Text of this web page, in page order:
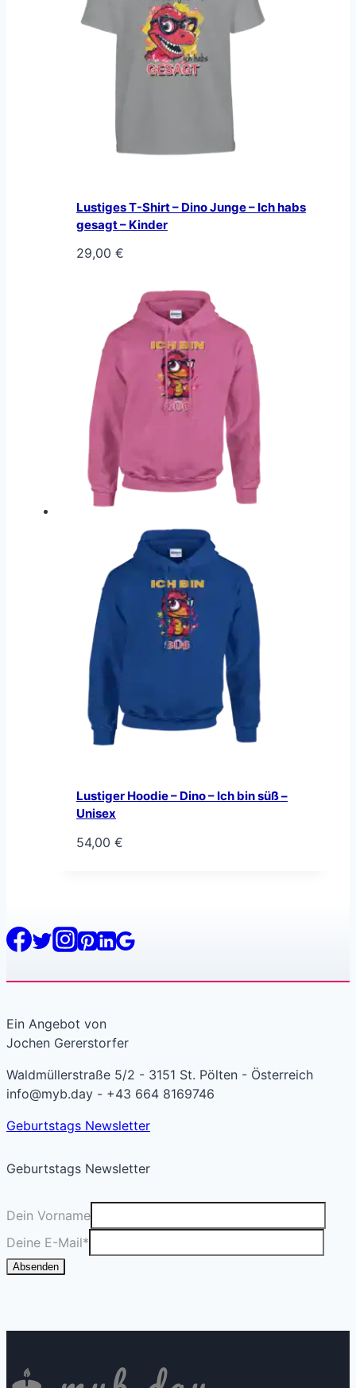
Lustiges T-Shirt – Dino Junge – Ich habs
gesagt – Kinder
29,00 €
Lustiger Hoodie – Dino – Ich bin süß –
Unisex
54,00 €
Ein Angebot von
Jochen Gererstorfer
Waldmüllerstraße 5/2 - 3151 St. Pölten - Österreich
info@myb.day - +43 664 8169746
Geburtstags Newsletter
Geburtstags Newsletter
Dein Vorname
Deine E-Mail*
Absenden